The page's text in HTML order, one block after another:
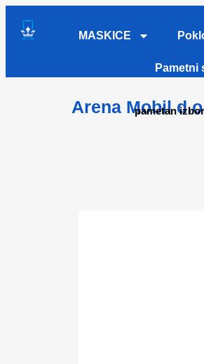
MASKICE
Pametni
Arena Mobil
pametan